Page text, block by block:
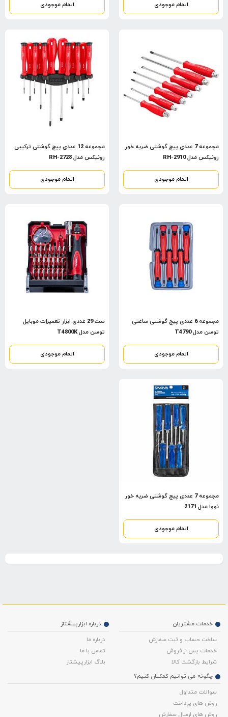
اتمام موجودی اتمام موجودی
مجموعه 7 عددی پیچ گوشتی ضربه خور
رونیکس مدل RH-2910
اتمام موجودی
مجموعه 12 عددی پیچ گوشتی ترکیبی
رونیکس مدل RH-2728
اتمام موجودی
مجموعه 6 عددی پیچ گوشتی ساعتی
توسن مدل T4790
اتمام موجودی
ست 29 عددی ابزار تعمیرات موبایل
توسن مدل T4800K
اتمام موجودی
مجموعه 7 عددی پیچ گوشتی ضربه خور
نووا مدل 2171
اتمام موجودی
درباره ابزارپیشتاز
درباره ما
تماس با ما
بلاگ ابزارپیشتاز
خدمات مشتریان
ساخت حساب و ثبت سفارش
خدمات پس از فروش
شرایط بازگشت کالا
چگونه می توانیم کمکتان کنیم؟
سوالات متداول
روش های پرداخت
روش های ارسال سفارش